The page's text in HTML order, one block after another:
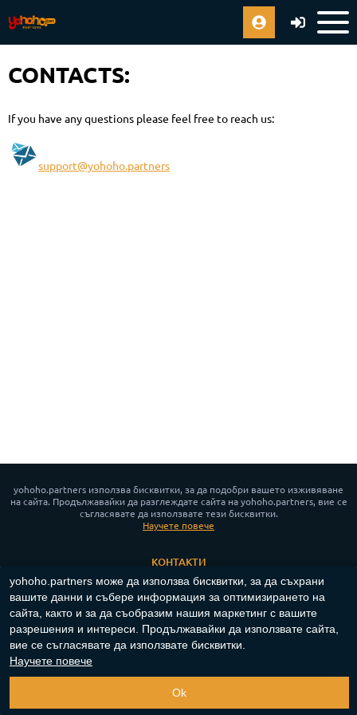
CONTACTS:
If you have any questions please feel free to reach us:
support@yohoho.partners
yohoho.partners използва бисквитки, за да подобри вашето изживяване
на сайта. Продължавайки да разглеждате сайта на yohoho.partners, вие се
съгласявате да използвате тези бисквитки.
Научeте повече
КОНТАКТИ
НОВИНИ
ПОЛИТИКА ЗА ПОВЕРИТЕЛНОСТ
ПОЛИТИКА ЗА БИСКВИТКИ
App for Android™
yohoho.partners
yohoho.partners може да използва бисквитки, за да съхрани
вашите данни и събере информация за оптимизирането на
сайта, както и за да съобразим нашия маркетинг с вашите
разрешения и интереси. Продължавайки да използвате сайта,
вие се съгласявате да използвате бисквитки.
Научeте повече
Ok